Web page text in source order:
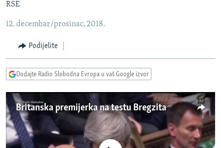
Pređite
na
navigaciju
Pređite
na
pretragu
SRBIJA
KOSOVO
CRNA GORA
VIZUELNO
VIDEO
FOTOGALERIJE
INFOGRAFIKE
PODCASTI
RAT U UKRAJINI
KINA NA BALKANU
RSE PRIČE IZ SVIJETA
RSE
12. decembar/prosinac, 2018.
Podijelite
Dodajte Radio Slobodna Evropa u vaš Google izvor
Britanska premijerka na testu Bregzita